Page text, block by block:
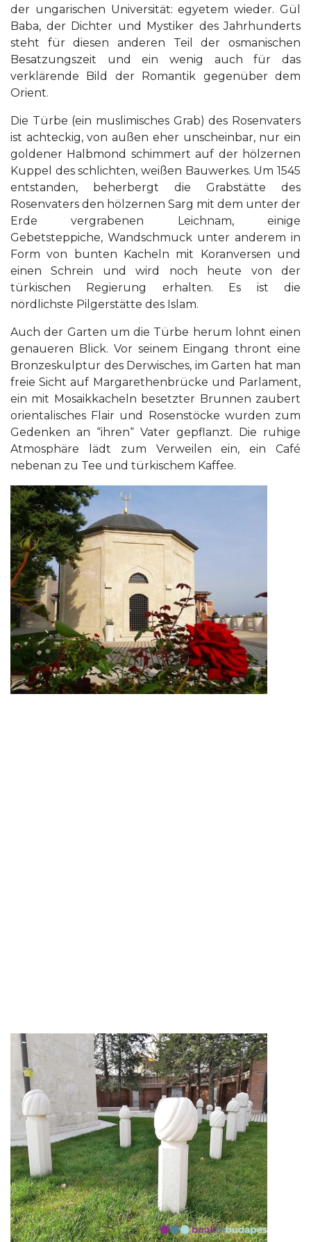
der ungarischen Universität: egyetem wieder. Gül
Baba, der Dichter und Mystiker des Jahrhunderts
steht für diesen anderen Teil der osmanischen
Besatzungszeit und ein wenig auch für das
verklärende Bild der Romantik gegenüber dem
Orient.
Die Türbe (ein muslimisches Grab) des Rosenvaters
ist achteckig, von außen eher unscheinbar, nur ein
goldener Halbmond schimmert auf der hölzernen
Kuppel des schlichten, weißen Bauwerkes. Um 1545
entstanden, beherbergt die Grabstätte des
Rosenvaters den hölzernen Sarg mit dem unter der
Erde vergrabenen Leichnam, einige
Gebetsteppiche, Wandschmuck unter anderem in
Form von bunten Kacheln mit Koranversen und
einen Schrein und wird noch heute von der
türkischen Regierung erhalten. Es ist die
nördlichste Pilgerstätte des Islam.
Auch der Garten um die Türbe herum lohnt einen
genaueren Blick. Vor seinem Eingang thront eine
Bronzeskulptur des Derwisches, im Garten hat man
freie Sicht auf Margarethenbrücke und Parlament,
ein mit Mosaikkacheln besetzter Brunnen zaubert
orientalisches Flair und Rosenstöcke wurden zum
Gedenken an “ihren“ Vater gepflanzt. Die ruhige
Atmosphäre lädt zum Verweilen ein, ein Café
nebenan zu Tee und türkischem Kaffee.